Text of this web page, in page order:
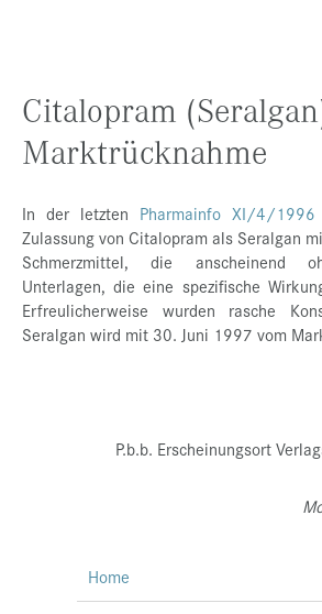
Citalopram
Marktrücknahme
In der letzten Pharmainfo XI/4/1996
Zulassung von Citalopram als Seralgan
Schmerzmittel, die anscheinend
Unterlagen, die eine spezifische
Erfreulicherweise wurden rasche
Seralgan wird mit 30. Juni 1997 vom
P.b.b. Erscheinungsort
Home